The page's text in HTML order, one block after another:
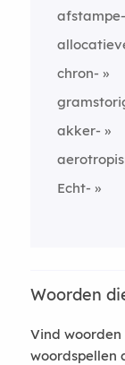
afstampe-
chron-
akker-
Echt-
Woorden
Vind
woordspellen